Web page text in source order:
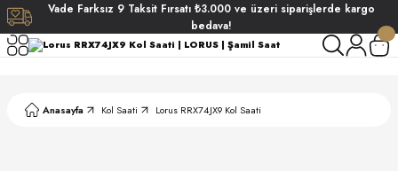
Vade Farksız 9 Taksit Fırsatı ₺3.000 ve üzeri siparişlerde kargo
bedava!
Anasayfa Kol Saati Lorus RRX74JX9 Kol Saati
CLUB
CLUB